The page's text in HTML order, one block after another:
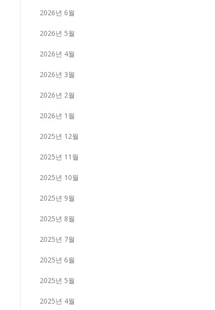
2026년 6월
2026년 5월
2026년 4월
2026년 3월
2026년 2월
2026년 1월
2025년 12월
2025년 11월
2025년 10월
2025년 9월
2025년 8월
2025년 7월
2025년 6월
2025년 5월
2025년 4월